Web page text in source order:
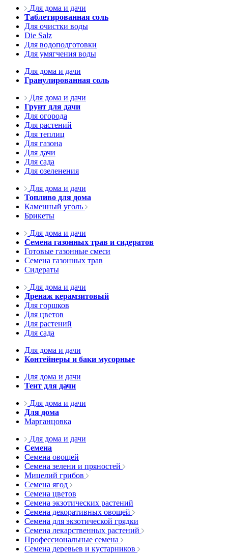
Для дома и дачи
Таблетированная соль
Для очистки воды
Die Salz
Для водоподготовки
Для умягчения воды
Для дома и дачи
Гранулированная соль
Для дома и дачи
Грунт для дачи
Для огорода
Для растений
Для теплиц
Для газона
Для дачи
Для сада
Для озеленения
Для дома и дачи
Топливо для дома
Каменный уголь
Брикеты
Для дома и дачи
Семена газонных трав и сидератов
Готовые газонные смеси
Семена газонных трав
Сидераты
Для дома и дачи
Дренаж керамзитовый
Для горшков
Для цветов
Для растений
Для сада
Для дома и дачи
Контейнеры и баки мусорные
Для дома и дачи
Тент для дачи
Для дома и дачи
Для дома
Марганцовка
Для дома и дачи
Семена
Семена овощей
Семена зелени и пряностей
Мицелий грибов
Семена ягод
Семена цветов
Семена экзотических растений
Семена декоративных овощей
Семена для экзотической грядки
Семена лекарственных растений
Профессиональные семена
Семена деревьев и кустарников